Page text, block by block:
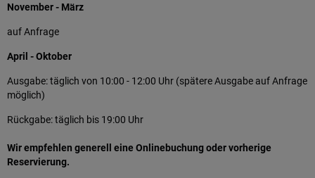
November - März
auf Anfrage
April - Oktober
Ausgabe: täglich von 10:00 - 12:00 Uhr (spätere Ausgabe auf Anfrage
möglich)
Rückgabe: täglich bis 19:00 Uhr
Wir empfehlen generell eine Onlinebuchung oder vorherige
Reservierung.